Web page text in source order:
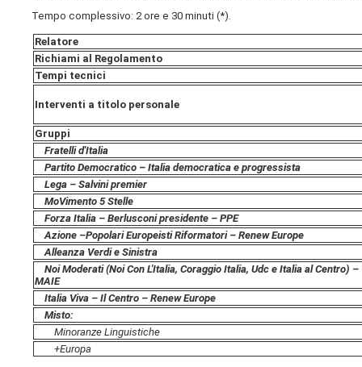
Tempo complessivo: 2 ore e 30 minuti (*).
Relatore
Richiami al Regolamento
Tempi tecnici
Interventi a titolo personale
Gruppi
Fratelli d'Italia
Partito Democratico – Italia democratica e progressista
Lega – Salvini premier
MoVimento 5 Stelle
Forza Italia – Berlusconi presidente – PPE
Azione –Popolari Europeisti Riformatori – Renew Europe
Alleanza Verdi e Sinistra
Noi Moderati (Noi Con L'Italia, Coraggio Italia, Udc e Italia al Centro) –
MAIE
Italia Viva – Il Centro – Renew Europe
Misto:
Minoranze Linguistiche
+Europa